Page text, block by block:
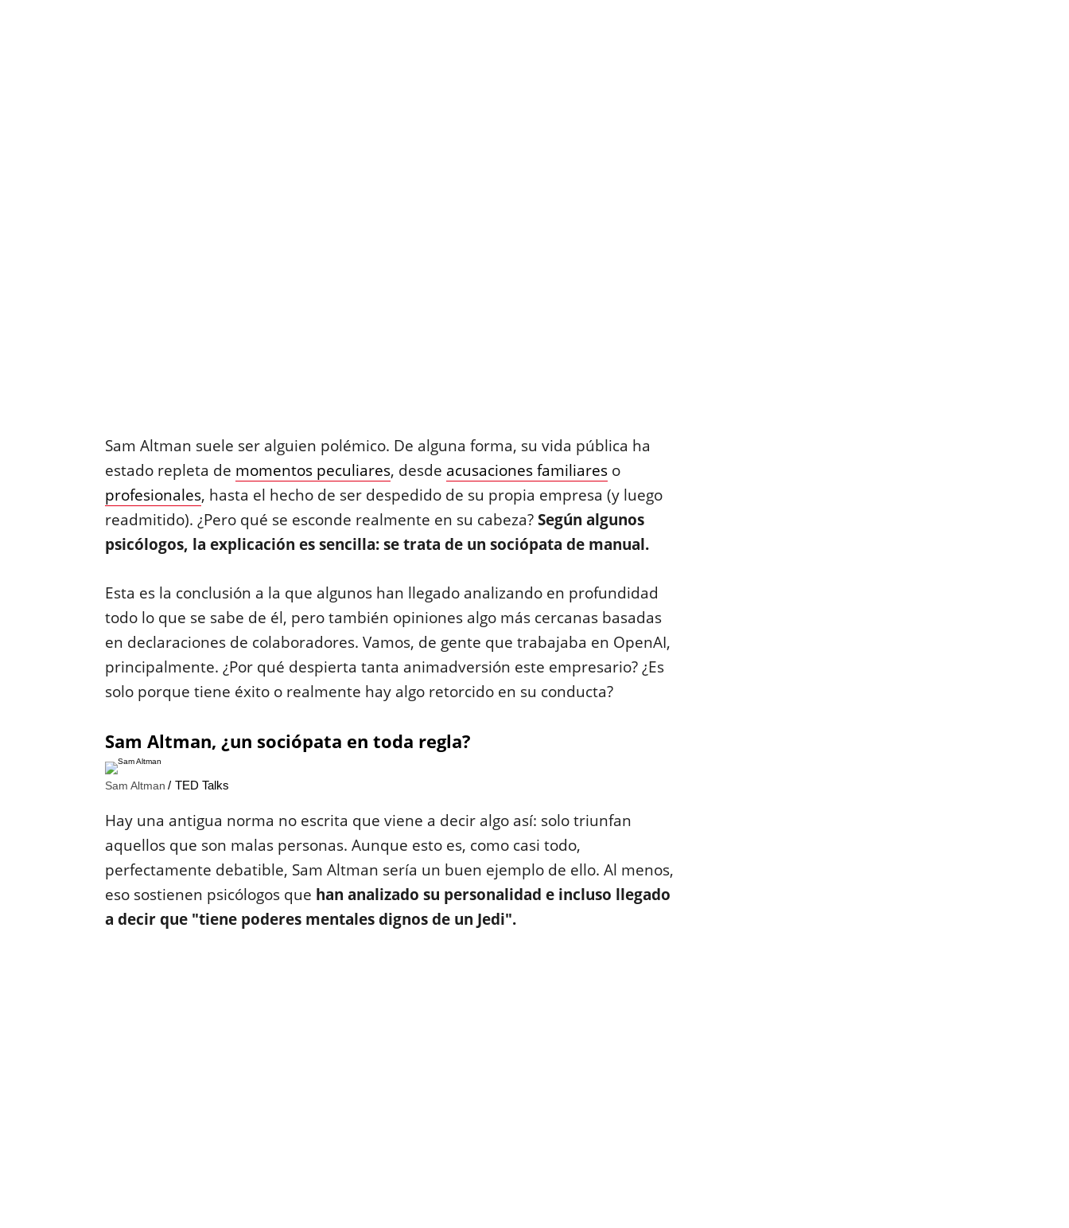
Sam Altman suele ser alguien polémico. De alguna forma, su vida pública ha
estado repleta de momentos peculiares, desde acusaciones familiareso
profesionales, hasta el hecho de ser despedido de su propia empresa (y luego
readmitido). ¿Pero qué se esconde realmente en su cabeza?Según algunos
psicólogos, la explicación es sencilla: se trata de un sociópata de manual.
Esta es la conclusión a la que algunos han llegado analizando en profundidad
todo lo que se sabe de él, pero también opiniones algo más cercanas basadas
en declaraciones de colaboradores. Vamos, de gente que trabajaba en OpenAI,
principalmente. ¿Por qué despierta tanta animadversión este empresario? ¿Es
solo porque tiene éxito o realmente hay algo retorcido en su conducta?
Sam Altman, ¿un sociópata en toda regla?
Sam Altman TED Talks
Hay una antigua norma no escrita que viene a decir algo así: solo triunfan
aquellos que son malas personas. Aunque esto es, como casi todo,
perfectamente debatible, Sam Altman sería un buen ejemplo de ello. Al menos,
eso sostienen psicólogos que han analizado su personalidad e incluso llegado
a decir que "tiene poderes mentales dignos de un Jedi".